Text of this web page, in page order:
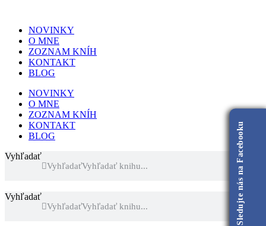
NOVINKY
O MNE
ZOZNAM KNÍH
KONTAKT
BLOG
NOVINKY
O MNE
ZOZNAM KNÍH
KONTAKT
BLOG
Vyhľadať
Vyhľadať
Vyhľadať
Vyhľadať Sledujte nás na Facebooku